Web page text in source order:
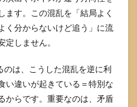
ます。この混乱を「結局よく
く分からないけど追う」に流
定しません。
のは、こうした混乱を逆に利
い違いが起きている＝特別な
からです。重要なのは、矛盾